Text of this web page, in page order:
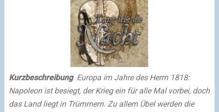
Kurzbeschreibung Europa im Jahre des Herrn 1818:
Napoleon ist besiegt, der Krieg ein für alle Mal vorbei, doch
das Land liegt in Trümmern. Zu allem Übel werden die